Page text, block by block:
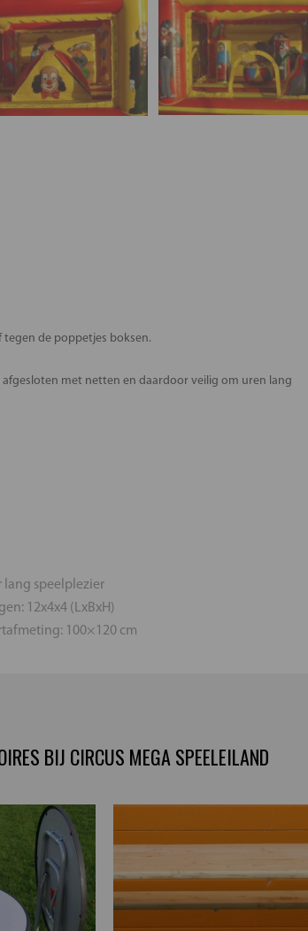
de poppetjes boksen.
met netten en daardoor veilig om uren lang
lang speelplezier
12x4x4 (LxBxH)
100×120 cm
BIJ CIRCUS MEGA SPEELEILAND